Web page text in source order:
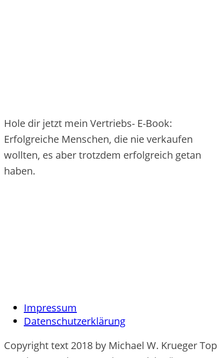
Hole dir jetzt mein Vertriebs- E-Book:
Erfolgreiche Menschen, die nie verkaufen
wollten, es aber trotzdem erfolgreich getan
haben.
Impressum
Datenschutzerklärung
Copyright text 2018 by Michael W. Krueger Top